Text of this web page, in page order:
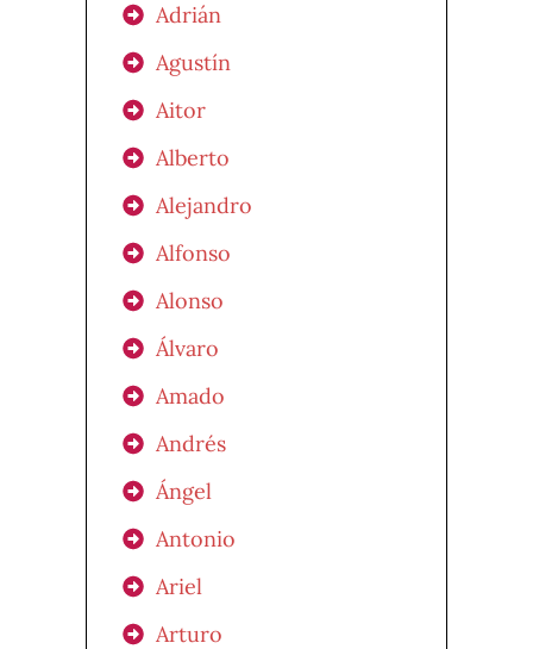
Adrián
Agustín
Aitor
Alberto
Alejandro
Alfonso
Alonso
Álvaro
Amado
Andrés
Ángel
Antonio
Ariel
Arturo